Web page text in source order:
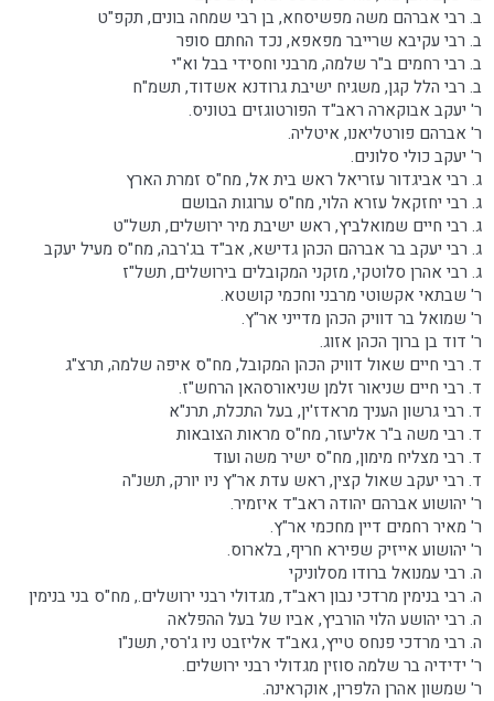
ב. רבי אברהם משה מפשיסחא, בן רבי שמחה בונים, תקפ"ט
ב. רבי עקיבא שרייבר מפאפא, נכד החתם סופר
ב. רבי רחמים ב"ר שלמה, מרבני וחסידי בבל וא"י
ב. רבי הלל קגן, משגיח ישיבת גרודנא אשדוד, תשמ"ח
ר' יעקב אבוקארה ראב"ד הפורטוגזים בטוניס.
ר' אברהם פורטליאנו, איטליה.
ר' יעקב כולי סלונים.
ג. רבי אביגדור עזריאל ראש בית אל, מח"ס זמרת הארץ
ג. רבי יחזקאל עזרא הלוי, מח"ס ערוגות הבושם
ג. רבי חיים שמואלביץ, ראש ישיבת מיר ירושלים, תשל"ט
ג. רבי יעקב בר אברהם הכהן גדישא, אב"ד בג'רבה, מח"ס מעיל יעקב
ג. רבי אהרן סלוטקי, מזקני המקובלים בירושלים, תשל"ז
ר' שבתאי אקשוטי מרבני וחכמי קושטא.
ר' שמואל בר דוויק הכהן מדייני אר"ץ.
ר' דוד בן ברוך הכהן אזוג.
ד. רבי חיים שאול דוויק הכהן המקובל, מח"ס איפה שלמה, תרצ"ג
ד. רבי חיים שניאור זלמן שניאורסהאן הרחש"ז.
ד. רבי גרשון העניך מראדז'ין, בעל התכלת, תרנ"א
ד. רבי משה ב"ר אליעזר, מח"ס מראות הצובאות
ד. רבי מצליח מימון, מח"ס ישיר משה ועוד
ד. רבי יעקב שאול קצין, ראש עדת אר"ץ ניו יורק, תשנ"ה
ר' יהושוע אברהם יהודה ראב"ד איזמיר.
ר' מאיר רחמים דיין מחכמי אר"ץ.
ר' יהושוע אייזיק שפירא חריף, בלארוס.
ה. רבי עמנואל ברודו מסלוניקי
ה. רבי בנימין מרדכי נבון ראב"ד, מגדולי רבני ירושלים., מח"ס בני בנימין
ה. רבי יהושע הלוי הורביץ, אביו של בעל ההפלאה
ה. רבי מרדכי פנחס טייץ, גאב"ד אליזבט ניו ג'רסי, תשנ"ו
ר' ידידיה בר שלמה סוזין מגדולי רבני ירושלים.
ר' שמשון אהרן הלפרין, אוקראינה.